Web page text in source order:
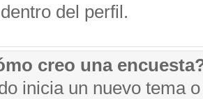
del perfil.
creo una
inicia un nuevo tema